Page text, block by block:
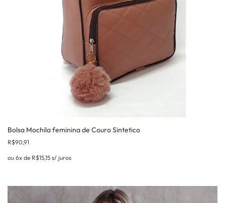
Bolsa Mochila feminina de Couro Sintetico
R$90,91
ou 6x de R$15,15 s/ juros